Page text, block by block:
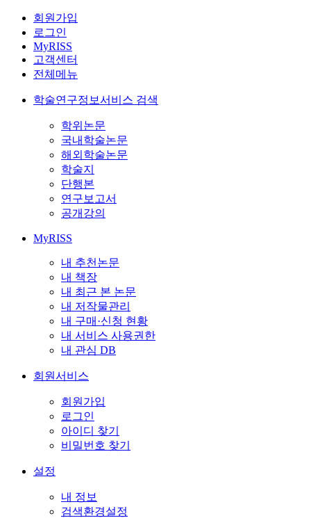
회원가입
로그인
MyRISS
고객센터
전체메뉴
학술연구정보서비스 검색
학위논문
국내학술논문
해외학술논문
학술지
단행본
연구보고서
공개강의
MyRISS
내 추천논문
내 책장
내 최근 본 논문
내 저작물관리
내 구매·신청 현황
내 서비스 사용권한
내 관심 DB
회원서비스
회원가입
로그인
아이디 찾기
비밀번호 찾기
설정
내 정보
검색환경설정